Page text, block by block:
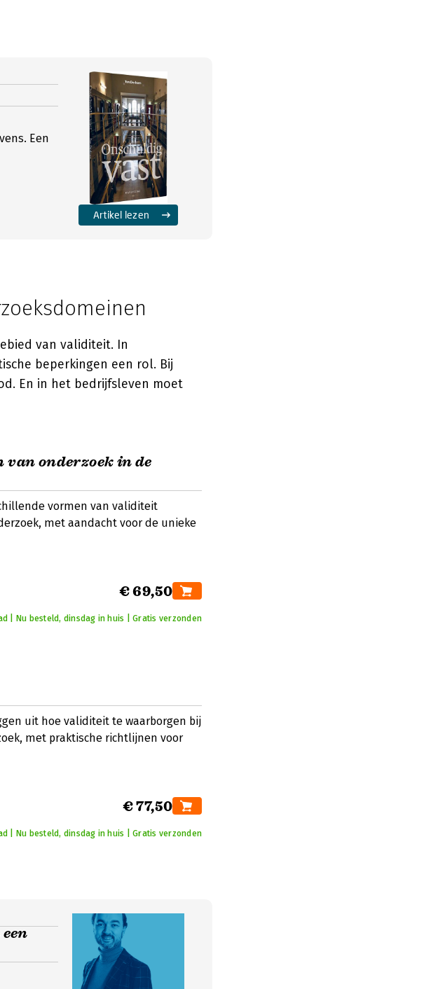
Een
Artikel lezen
van validiteit. In
beperkingen een rol. Bij
En in het bedrijfsleven moet
van onderzoek in de
vormen van validiteit
met aandacht voor de unieke
€ 69,50
| Nu besteld, dinsdag in huis | Gratis verzonden
uit hoe validiteit te waarborgen bij
met praktische richtlijnen voor
€ 77,50
| Nu besteld, dinsdag in huis | Gratis verzonden